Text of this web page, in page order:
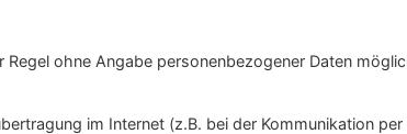
Regel ohne Angabe personenbezogener Daten
im Internet (z.B. bei der Kommunikation